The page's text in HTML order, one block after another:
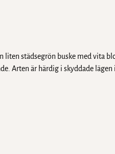
liten städsegrön buske med vita
Arten är härdig i skyddade